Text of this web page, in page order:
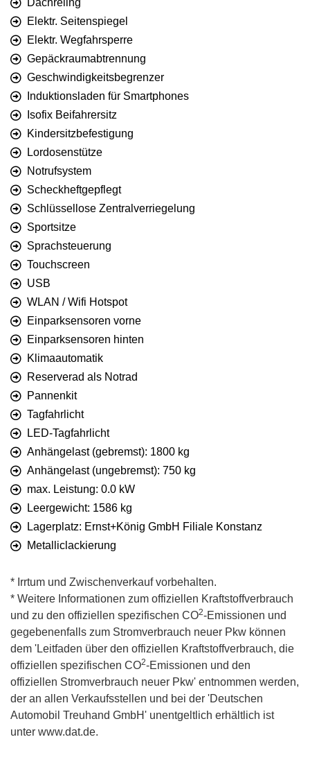
Dachreling
Elektr. Seitenspiegel
Elektr. Wegfahrsperre
Gepäckraumabtrennung
Geschwindigkeitsbegrenzer
Induktionsladen für Smartphones
Isofix Beifahrersitz
Kindersitzbefestigung
Lordosenstütze
Notrufsystem
Scheckheftgepflegt
Schlüssellose Zentralverriegelung
Sportsitze
Sprachsteuerung
Touchscreen
USB
WLAN / Wifi Hotspot
Einparksensoren vorne
Einparksensoren hinten
Klimaautomatik
Reserverad als Notrad
Pannenkit
Tagfahrlicht
LED-Tagfahrlicht
Anhängelast (gebremst): 1800 kg
Anhängelast (ungebremst): 750 kg
max. Leistung: 0.0 kW
Leergewicht: 1586 kg
Lagerplatz: Ernst+König GmbH Filiale Konstanz
Metalliclackierung
* Irrtum und Zwischenverkauf vorbehalten.
* Weitere Informationen zum offiziellen Kraftstoffverbrauch
und zu den offiziellen spezifischen CO2-Emissionen und
gegebenenfalls zum Stromverbrauch neuer Pkw können
dem 'Leitfaden über den offiziellen Kraftstoffverbrauch, die
offiziellen spezifischen CO2-Emissionen und den
offiziellen Stromverbrauch neuer Pkw' entnommen werden,
der an allen Verkaufsstellen und bei der 'Deutschen
Automobil Treuhand GmbH' unentgeltlich erhältlich ist
unter www.dat.de.